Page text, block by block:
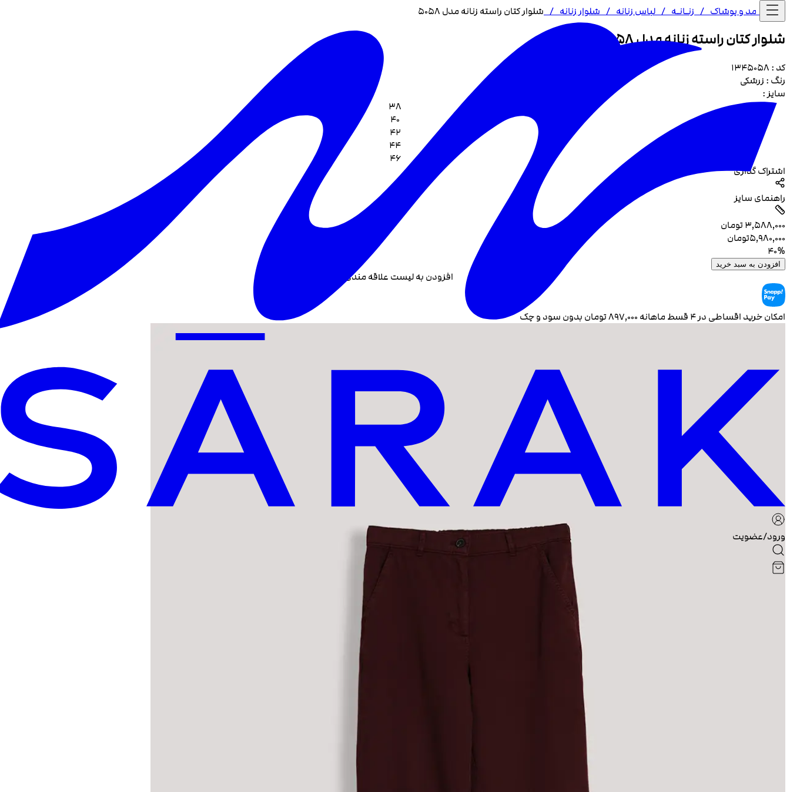
ورود/عضویت
خانه / مد و پوشاک / زنـا‌نـه / لباس زنانه / شلوار زنانه / شلوار کتان راسته زنانه مدل 5058
شلوار کتان راسته زنانه مدل 5058
کد : 1345058
رنگ : زرشکی
سایز :
38
40
42
44
46
اشتراک گذاری
راهنمای سایز
۳٬۵۸۸٬۰۰۰تومان
۵٬۹۸۰٬۰۰۰تومان
40%
افزودن به سبد خرید
افزودن به لیست علاقه مندی +
امکان خرید اقساطی در ۴ قسط ماهانه ۸۹۷٬۰۰۰تومان بدون سود و چک